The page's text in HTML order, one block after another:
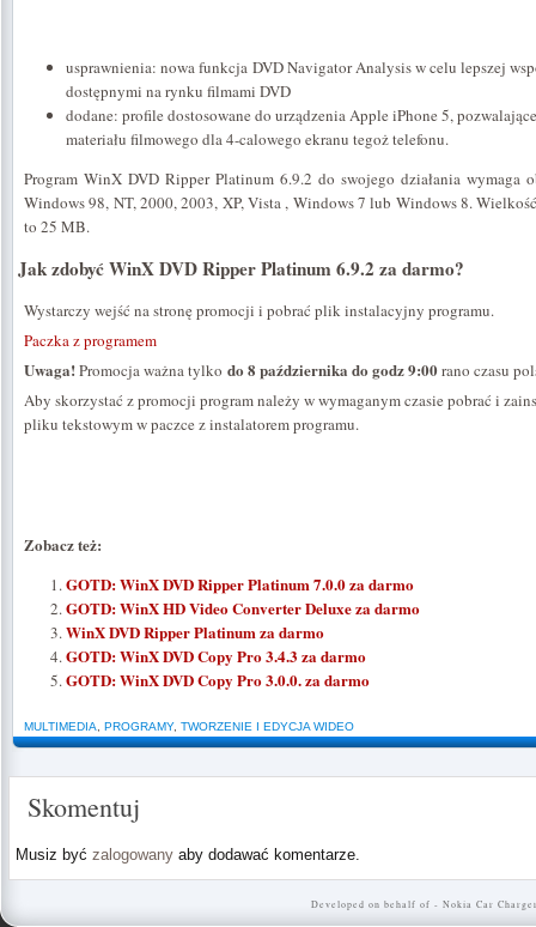
usprawnienia: nowa funkcja DVD Navigator Analysis w celu lepszej
dostępnymi na rynku filmami DVD
dodane: profile dostosowane do urządzenia Apple iPhone 5,
materiału filmowego dla 4-calowego ekranu tegoż telefonu.
Program WinX DVD Ripper Platinum 6.9.2 do swojego działania wymaga
Windows 98, NT, 2000, 2003, XP, Vista , Windows 7 lub Windows 8.
to 25 MB.
Jak zdobyć WinX DVD Ripper Platinum 6.9.2 za darmo?
Wystarczy wejść na stronę promocji i pobrać plik instalacyjny programu.
Paczka z programem
Uwaga!Promocja ważna tylko do 8 października do godz 9:00rano czasu
Aby skorzystać z promocji program należy w wymaganym czasie pobrać i
pliku tekstowym w paczce z instalatorem programu.
Zobacz też:
GOTD: WinX DVD Ripper Platinum 7.0.0 za darmo
GOTD: WinX HD Video Converter Deluxe za darmo
WinX DVD Ripper Platinum za darmo
GOTD: WinX DVD Copy Pro 3.4.3 za darmo
GOTD: WinX DVD Copy Pro 3.0.0. za darmo
MULTIMEDIA PROGRAMY, TWORZENIE I EDYCJA WIDEO
Skomentuj
Musiz być zalogowany aby dodawać komentarze.
Developed on behalf of - Nokia Car